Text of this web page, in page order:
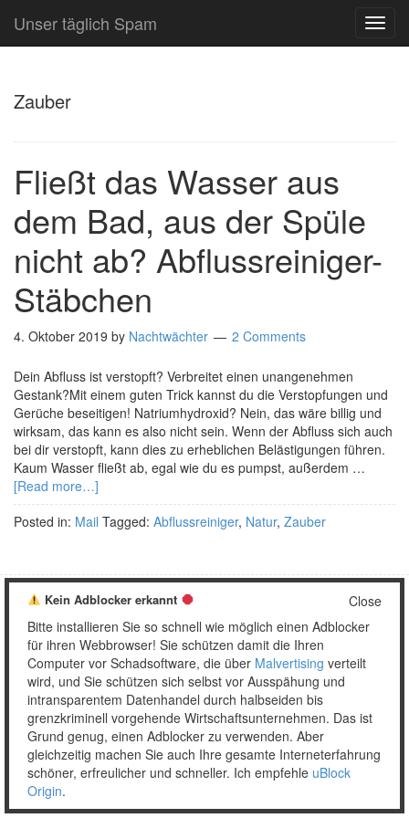
Unser täglich Spam
Zauber
Fließt das Wasser aus
dem Bad, aus der Spüle
nicht ab? Abflussreiniger-
Stäbchen
4. Oktober 2019 by Nachtwächter 2 Comments
Dein Abfluss ist verstopft? Verbreitet einen unangenehmen
Gestank?Mit einem guten Trick kannst du die Verstopfungen und
Gerüche beseitigen! Natriumhydroxid? Nein, das wäre billig und
wirksam, das kann es also nicht sein. Wenn der Abfluss sich auch
bei dir verstopft, kann dies zu erheblichen Belästigungen führen.
Kaum Wasser fließt ab, egal wie du es pumpst, außerdem …
[Read more…]
Posted in: Mail Tagged: Abflussreiniger, Natur, Zauber
Copyright © 2026 Unser täglich Spam.
MobileWordPress Theme by themehall.com
Close
Kein Adblocker erkannt
Bitte installieren Sie so schnell wie möglich einen Adblocker
für ihren Webbrowser! Sie schützen damit die Ihren
Computer vor Schadsoftware, die über Malvertising verteilt
wird, und Sie schützen sich selbst vor Ausspähung und
intransparentem Datenhandel durch halbseiden bis
grenzkriminell vorgehende Wirtschaftsunternehmen. Das ist
Grund genug, einen Adblocker zu verwenden. Aber
gleichzeitig machen Sie auch Ihre gesamte Interneterfahrung
schöner, erfreulicher und schneller. Ich empfehle uBlock
Origin.